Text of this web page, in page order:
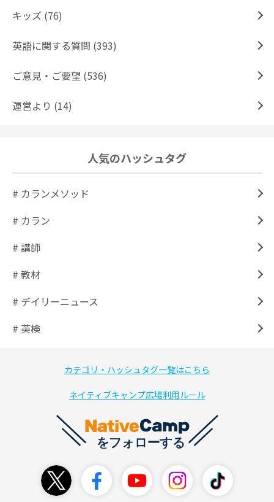
キッズ (76)
英語に関する質問 (393)
ご意見・ご要望 (536)
運営より (14)
人気のハッシュタグ
# カランメソッド
# カラン
# 講師
# 教材
# デイリーニュース
# 英検
カテゴリ・ハッシュタグ一覧はこちら
ネイティブキャンプ広場利用ルール